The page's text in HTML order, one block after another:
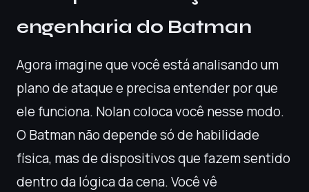
engenharia do Batman
Agora imagine que você está analisando um
plano de ataque e precisa entender por que
ele funciona. Nolan coloca você nesse modo.
O Batman não depende só de habilidade
física, mas de dispositivos que fazem sentido
dentro da lógica da cena. Você vê